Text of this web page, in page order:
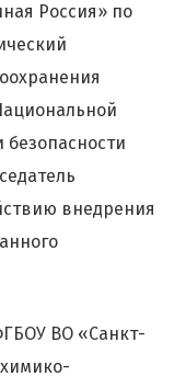
Россия» по
безопасности
внедрения
ВО «Санкт-